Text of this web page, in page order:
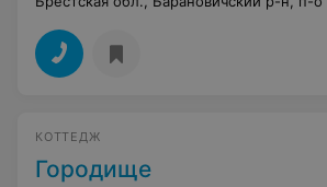
КОТТЕДЖ
Городище